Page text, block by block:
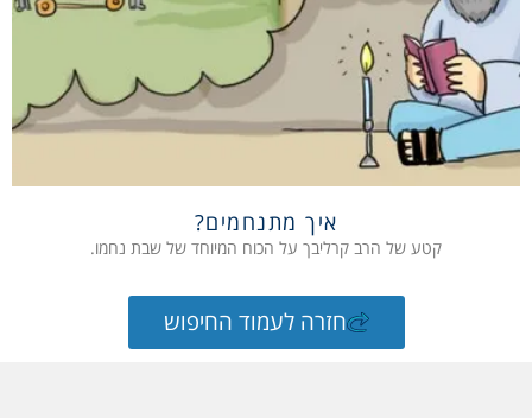
איך מתנחמים?
קטע של הרב קרליבך על הכוח המיוחד של שבת נחמו.
חזרה לעמוד החיפוש